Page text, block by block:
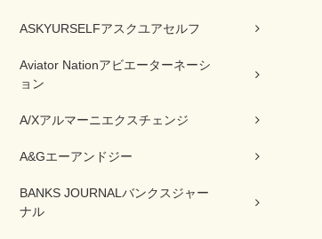
ASKYURSELFアスクユアセルフ
Aviator Nationアビエーターネーシ
ョン
A/Xアルマーニエクスチェンジ
A&Gエーアンドジー
BANKS JOURNALバンクスジャー
ナル